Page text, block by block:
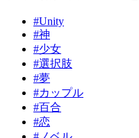
#Unity
#神
#少女
#選択肢
#夢
#カップル
#百合
#恋